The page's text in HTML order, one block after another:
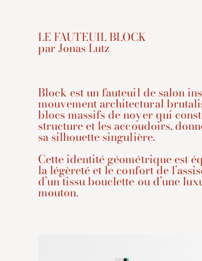
LE FAUTEUIL BLOCK
par Jonas Lutz
Block est un fauteuil de salon
mouvement architectural
blocs massifs de noyer qui
structure et les accoudoirs,
sa silhouette singulière.
Cette identité géométrique est
la légèreté et le confort de
d’un tissu bouclette ou d’une
mouton.